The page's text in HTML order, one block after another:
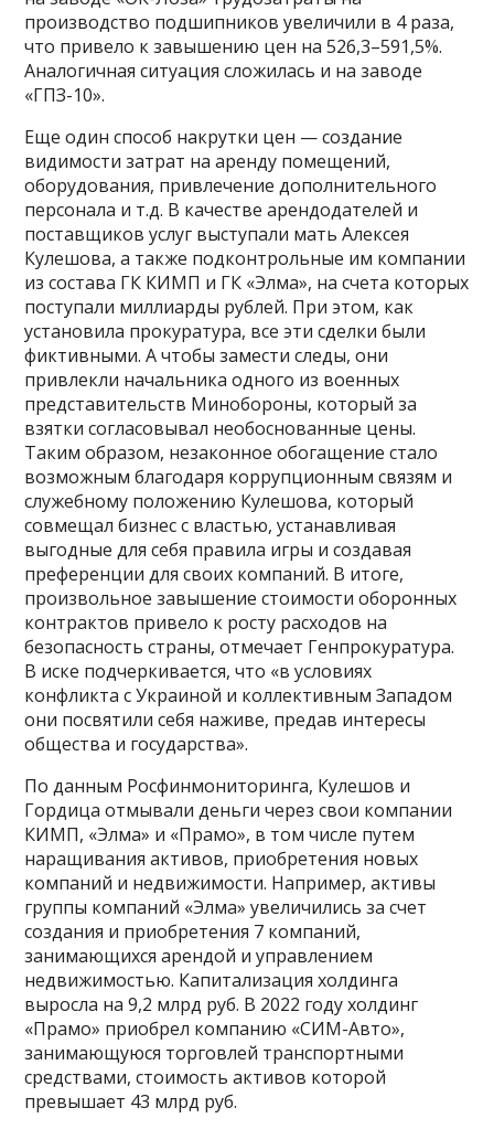
производство подшипников увеличили в 4 раза,
что привело к завышению цен на 526,3–591,5%.
Аналогичная ситуация сложилась и на заводе
«ГПЗ-10».
Еще один способ накрутки цен — создание
видимости затрат на аренду помещений,
оборудования, привлечение дополнительного
персонала и т.д. В качестве арендодателей и
поставщиков услуг выступали мать Алексея
Кулешова, а также подконтрольные им компании
из состава ГК КИМП и ГК «Элма», на счета которых
поступали миллиарды рублей. При этом, как
установила прокуратура, все эти сделки были
фиктивными. А чтобы замести следы, они
привлекли начальника одного из военных
представительств Минобороны, который за
взятки согласовывал необоснованные цены.
Таким образом, незаконное обогащение стало
возможным благодаря коррупционным связям и
служебному положению Кулешова, который
совмещал бизнес с властью, устанавливая
выгодные для себя правила игры и создавая
преференции для своих компаний. В итоге,
произвольное завышение стоимости оборонных
контрактов привело к росту расходов на
безопасность страны, отмечает Генпрокуратура.
В иске подчеркивается, что «в условиях
конфликта с Украиной и коллективным Западом
они посвятили себя наживе, предав интересы
общества и государства».
По данным Росфинмониторинга, Кулешов и
Гордица отмывали деньги через свои компании
КИМП, «Элма» и «Прамо», в том числе путем
наращивания активов, приобретения новых
компаний и недвижимости. Например, активы
группы компаний «Элма» увеличились за счет
создания и приобретения 7 компаний,
занимающихся арендой и управлением
недвижимостью. Капитализация холдинга
выросла на 9,2 млрд руб. В 2022 году холдинг
«Прамо» приобрел компанию «СИМ-Авто»,
занимающуюся торговлей транспортными
средствами, стоимость активов которой
превышает 43 млрд руб.